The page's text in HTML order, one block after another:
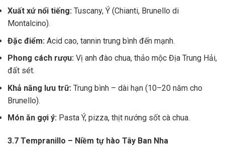
Xuất xứ nổi tiếng: Tuscany, Ý (Chianti, Brunello di
Montalcino).
Đặc điểm: Acid cao, tannin trung bình đến mạnh.
Phong cách rượu: Vị anh đào chua, thảo mộc Địa Trung Hải,
đất sét.
Khả năng lưu trữ: Trung bình – dài hạn (10–20 năm cho
Brunello).
Món ăn gợi ý: Pasta Ý, pizza, thịt nướng sốt cà chua.
3.7 Tempranillo – Niềm tự hào Tây Ban Nha